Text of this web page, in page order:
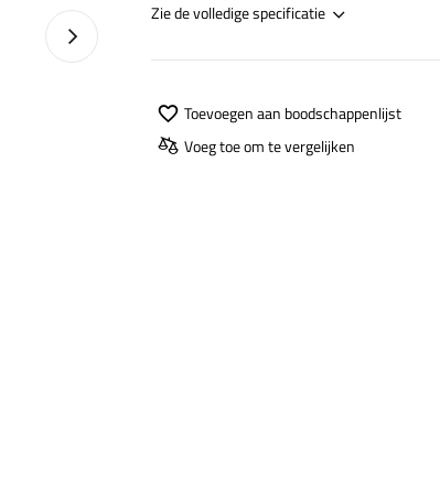
Naprawa produktu
Zie de volledige specificatie
Toevoegen aan boodschappenlijst
Voeg toe om te vergelijken